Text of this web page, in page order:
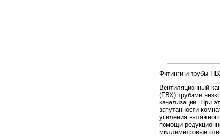
Фитинги и трубы
Вентиляционный
(ПВХ) трубами
канализации. При
запутанности
усиления
помощи
миллиметровые